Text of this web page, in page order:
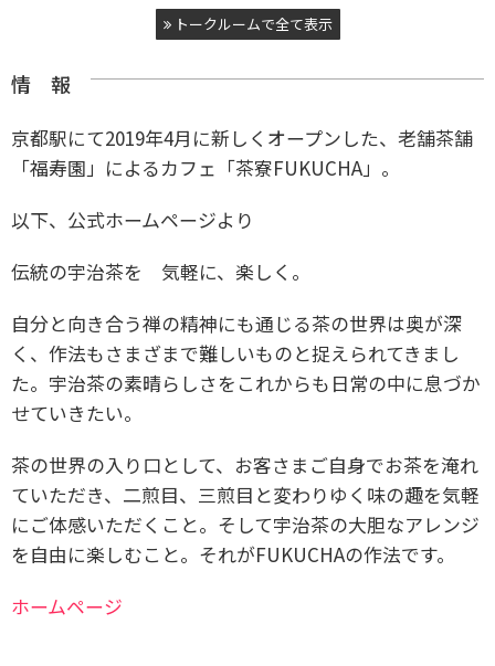
トークルームで全て表示
情 報
京都駅にて2019年4月に新しくオープンした、老舗茶舗
「福寿園」によるカフェ「茶寮FUKUCHA」。
以下、公式ホームページより
伝統の宇治茶を 気軽に、楽しく。
自分と向き合う禅の精神にも通じる茶の世界は奥が深
く、作法もさまざまで難しいものと捉えられてきまし
た。宇治茶の素晴らしさをこれからも日常の中に息づか
せていきたい。
茶の世界の入り口として、お客さまご自身でお茶を淹れ
ていただき、二煎目、三煎目と変わりゆく味の趣を気軽
にご体感いただくこと。そして宇治茶の大胆なアレンジ
を自由に楽しむこと。それがFUKUCHAの作法です。
ホームページ